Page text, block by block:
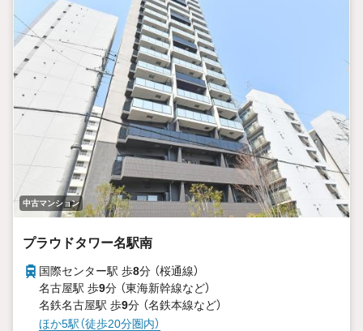
中古マンション
プラウドタワー名駅南
国際センター駅 歩8分 （桜通線）
名古屋駅 歩9分 （東海新幹線など）
名鉄名古屋駅 歩9分 （名鉄本線など）
ほか5駅（徒歩20分圏内）